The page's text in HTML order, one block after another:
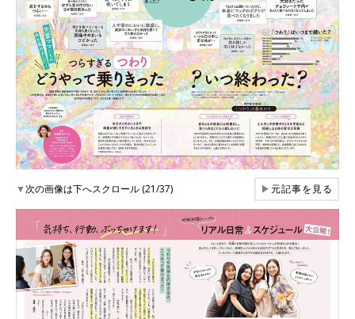
▼次の画像は下へスクロール (21/37) ▶元記事を見る